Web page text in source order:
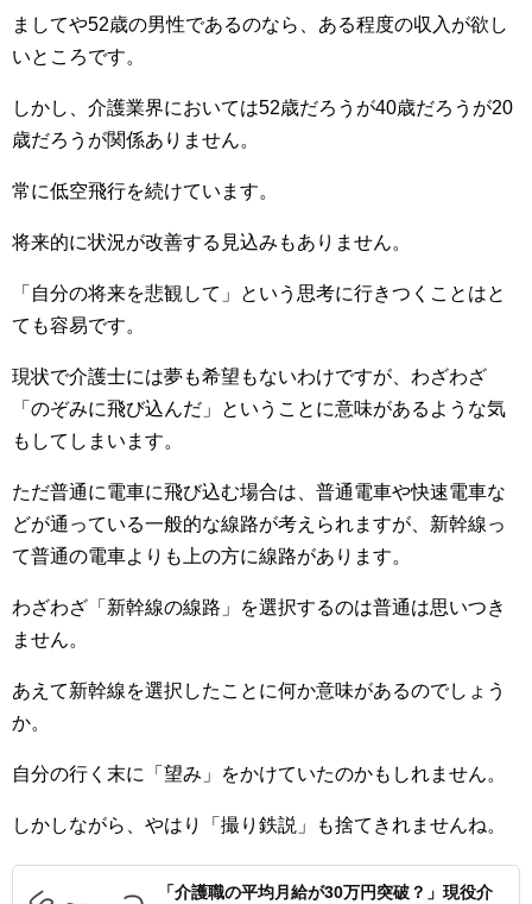
ましてや52歳の男性であるのなら、ある程度の収入が欲し
いところです。
しかし、介護業界においては52歳だろうが40歳だろうが20
歳だろうが関係ありません。
常に低空飛行を続けています。
将来的に状況が改善する見込みもありません。
「自分の将来を悲観して」という思考に行きつくことはと
ても容易です。
現状で介護士には夢も希望もないわけですが、わざわざ
「のぞみに飛び込んだ」ということに意味があるような気
もしてしまいます。
ただ普通に電車に飛び込む場合は、普通電車や快速電車な
どが通っている一般的な線路が考えられますが、新幹線っ
て普通の電車よりも上の方に線路があります。
わざわざ「新幹線の線路」を選択するのは普通は思いつき
ません。
あえて新幹線を選択したことに何か意味があるのでしょう
か。
自分の行く末に「望み」をかけていたのかもしれません。
しかしながら、やはり「撮り鉄説」も捨てきれませんね。
「介護職の平均月給が30万円突破？」現役介